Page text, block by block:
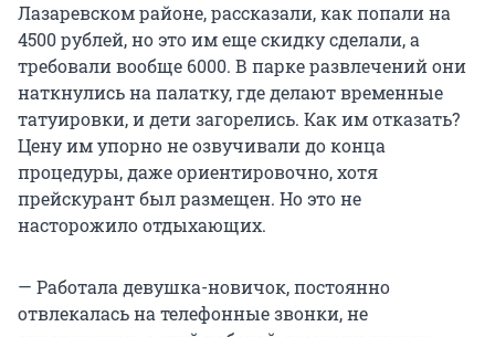
Лазаревском районе, рассказали, как попали на
4500 рублей, но это им еще скидку сделали, а
требовали вообще 6000. В парке развлечений они
наткнулись на палатку, где делают временные
татуировки, и дети загорелись. Как им отказать?
Цену им упорно не озвучивали до конца
процедуры, даже ориентировочно, хотя
прейскурант был размещен. Но это не
насторожило отдыхающих.
— Работала девушка-новичок, постоянно
отвлекалась на телефонные звонки, не